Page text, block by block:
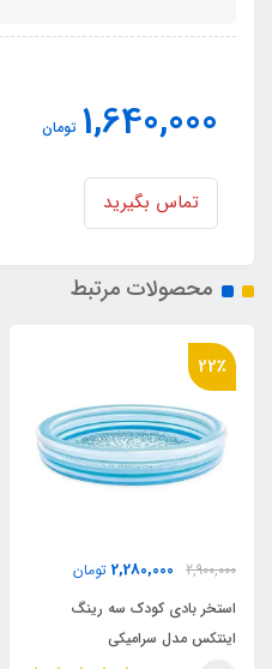
1,640,000 تومان
تماس بگیرید
محصولات مرتبط
3,850,000 تومان
استخر بادی کودک اینتکس طرح
ماهی سایبان دار